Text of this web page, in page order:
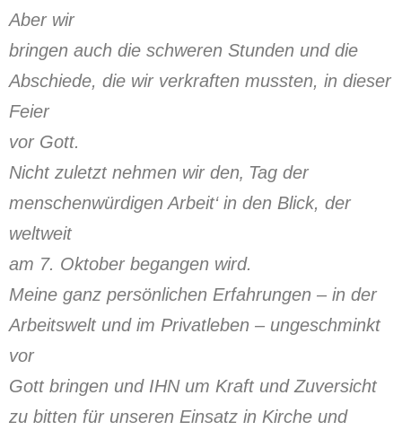
Aber wir
bringen auch die schweren Stunden und die
Abschiede, die wir verkraften mussten, in dieser
Feier
vor Gott.
Nicht zuletzt nehmen wir den‚ Tag der
menschenwürdigen Arbeit‘ in den Blick, der
weltweit
am 7. Oktober begangen wird.
Meine ganz persönlichen Erfahrungen – in der
Arbeitswelt und im Privatleben – ungeschminkt
vor
Gott bringen und IHN um Kraft und Zuversicht
zu bitten für unseren Einsatz in Kirche und